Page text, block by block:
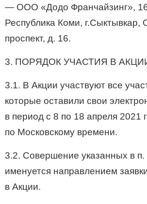
— ООО «Додо Франчайзинг»,
Республика Коми, г.Сыктывкар,
проспект, д. 16.
3. ПОРЯДОК УЧАСТИЯ В
3.1. В Акции участвуют все
которые оставили свои
в период с 8 по 18 апреля 2021
по Московскому времени.
3.2. Совершение указанных в п.
именуется направлением
в Акции.